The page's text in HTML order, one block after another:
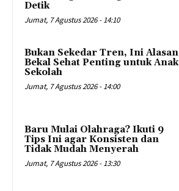
Detik
Jumat, 7 Agustus 2026 - 14:10
Bukan Sekedar Tren, Ini Alasan
Bekal Sehat Penting untuk Anak
Sekolah
Jumat, 7 Agustus 2026 - 14:00
Baru Mulai Olahraga? Ikuti 9
Tips Ini agar Konsisten dan
Tidak Mudah Menyerah
Jumat, 7 Agustus 2026 - 13:30